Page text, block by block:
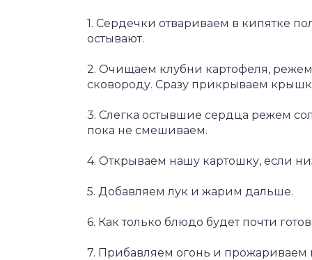
1. Сердечки отвариваем в кипятке
остывают.
2. Очищаем клубни картофеля,
сковороду. Сразу прикрываем
3. Слегка остывшие сердца режем
пока не смешиваем.
4. Открываем нашу картошку, если
5. Добавляем лук и жарим дальше.
6. Как только блюдо будет почти
7. Прибавляем огонь и прожариваем